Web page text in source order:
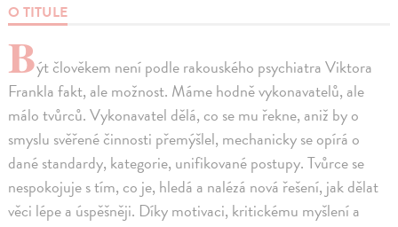
O TITULE
Být člověkem není podle rakouského psychiatra Viktora
Frankla fakt, ale možnost. Máme hodně vykonavatelů, ale
málo tvůrců. Vykonavatel dělá, co se mu řekne, aniž by o
smyslu svěřené činnosti přemýšlel, mechanicky se opírá o
dané standardy, kategorie, unifikované postupy. Tvůrce se
nespokojuje s tím, co je, hledá a nalézá nová řešení, jak dělat
věci lépe a úspěšněji. Díky motivaci, kritickému myšlení a